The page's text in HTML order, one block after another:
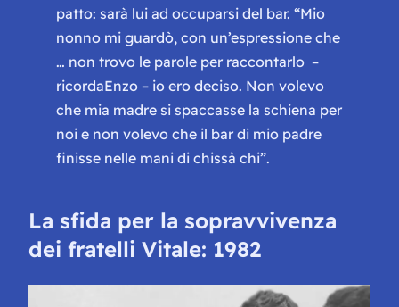
patto: sarà lui ad occuparsi del bar. “Mio
nonno mi guardò, con un’espressione che
… non trovo le parole per raccontarlo –
ricordaEnzo– io ero deciso. Non volevo
che mia madre si spaccasse la schiena per
noi e non volevo che il bar di mio padre
finisse nelle mani di chissà chi”.
La sfida per la sopravvivenza
dei fratelli Vitale: 1982